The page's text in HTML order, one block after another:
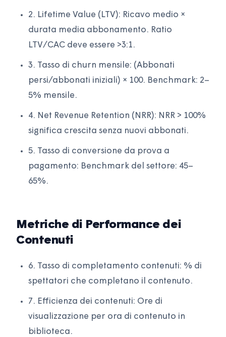
2. Lifetime Value (LTV): Ricavo medio ×
durata media abbonamento. Ratio
LTV/CAC deve essere >3:1.
3. Tasso di churn mensile: (Abbonati
persi/abbonati iniziali) × 100. Benchmark: 2–
5% mensile.
4. Net Revenue Retention (NRR): NRR > 100%
significa crescita senza nuovi abbonati.
5. Tasso di conversione da prova a
pagamento: Benchmark del settore: 45–
65%.
Metriche di Performance dei
Contenuti
6. Tasso di completamento contenuti: % di
spettatori che completano il contenuto.
7. Efficienza dei contenuti: Ore di
visualizzazione per ora di contenuto in
biblioteca.